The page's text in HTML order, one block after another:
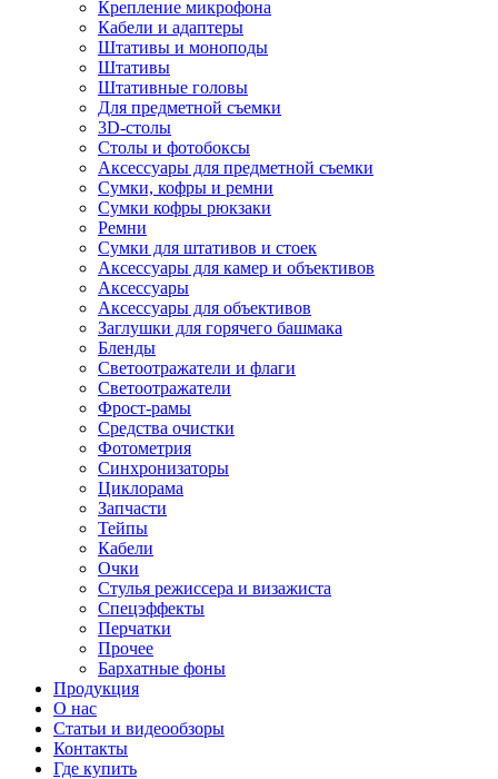
Крепление микрофона
Кабели и адаптеры
Штативы и моноподы
Штативы
Штативные головы
Для предметной съемки
3D-столы
Столы и фотобоксы
Аксессуары для предметной съемки
Сумки, кофры и ремни
Сумки кофры рюкзаки
Ремни
Сумки для штативов и стоек
Аксессуары для камер и объективов
Аксессуары
Аксессуары для объективов
Заглушки для горячего башмака
Бленды
Светоотражатели и флаги
Светоотражатели
Фрост-рамы
Средства очистки
Фотометрия
Синхронизаторы
Циклорама
Запчасти
Тейпы
Кабели
Очки
Стулья режиссера и визажиста
Спецэффекты
Перчатки
Прочее
Бархатные фоны
Продукция
О нас
Статьи и видеообзоры
Контакты
Где купить